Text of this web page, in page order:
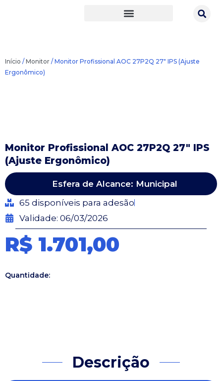
Início / Monitor / Monitor Profissional AOC 27P2Q 27″ IPS (Ajuste
Ergonômico)
Monitor Profissional AOC 27P2Q 27″ IPS
(Ajuste Ergonômico)
Esfera de Alcance: Municipal
65 disponíveis para adesão
Validade: 06/03/2026
R$ 1.701,00
Quantidade:
Descrição